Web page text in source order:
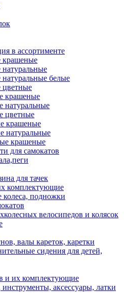
в ассортименте
крашеные
натуральные
натуральные белые
цветные
крашеные
натуральные
цветные
крашеные
натуральные
крашеные
для самокатов
для тачек
комплектующие
подножки
велосипедов и колясок
валы кареток, каретки
сидения для детей,
и их комплектующие
аксессуары, латки